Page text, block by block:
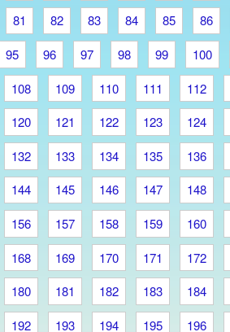
81
82 83 84 85 86
95
96 97 98 99 100
108
109 110 111 112
120
121 122 123 124
132
133 134 135 136
144
145 146 147 148
156
157 158 159 160
168
169 170 171 172
180
181 182 183 184
192
193 194 195 196